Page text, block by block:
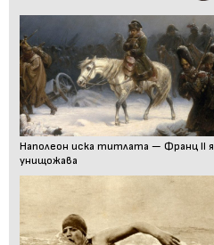
Наполеон иска титлата — Франц II я
унищожава